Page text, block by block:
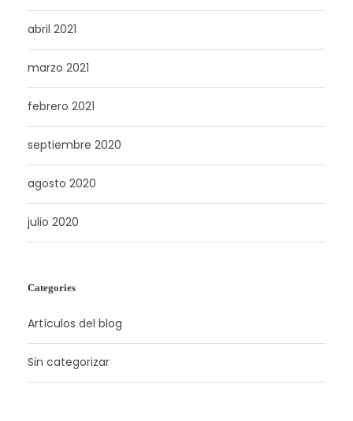
abril 2021
marzo 2021
febrero 2021
septiembre 2020
agosto 2020
julio 2020
Categories
Artículos del blog
Sin categorizar